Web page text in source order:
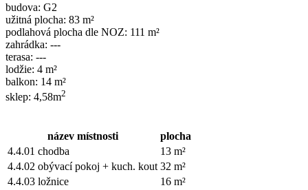
budova: G2
užitná plocha: 83 m²
podlahová plocha dle NOZ: 111 m²
zahrádka: ---
terasa: ---
lodžie: 4 m²
balkon: 14 m²
sklep: 4,58m2
název místnosti
plocha
4.4.01 chodba
13 m²
4.4.02 obývací pokoj + kuch. kout 32 m²
4.4.03 ložnice
16 m²